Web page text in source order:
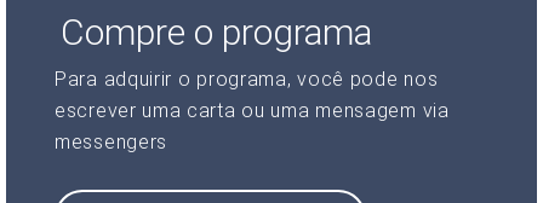
Compre o programa
Para adquirir o programa, você pode nos
escrever uma carta ou uma mensagem via
messengers